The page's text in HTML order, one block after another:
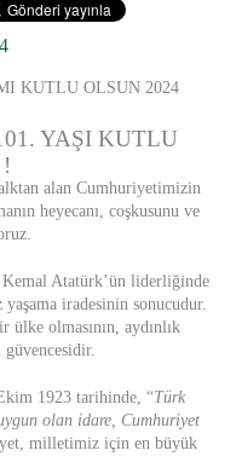
KUTLU OLSUN 2024
YAŞI KUTLU
alan Cumhuriyetimizin
heyecanı, coşkusunu ve
Atatürk’ün liderliğinde
iradesinin sonucudur.
olmasının, aydınlık
1923 tarihinde, “Türk
olan idare, Cumhuriyet
milletimiz için en büyük